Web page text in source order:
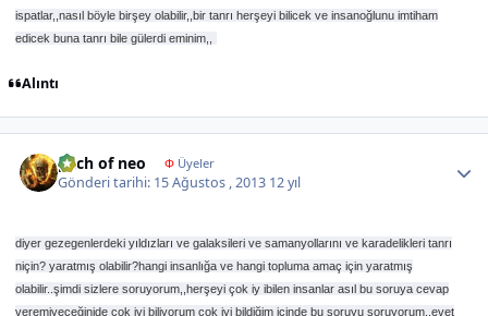
ispatlar,,nasıl böyle birşey olabilir,,bir tanrı herşeyi bilicek ve insanoğlunu imtiham
edicek buna tanrı bile gülerdi eminim,,
Alıntı
pach of neo ΦÜyeler
Gönderi tarihi: 15 Ağustos , 2013 12 yıl
diyer gezegenlerdeki yıldızları ve galaksileri ve samanyollarını ve karadelikleri tanrı
niçin? yaratmış olabilir?hangi insanlığa ve hangi topluma amaç için yaratmış
olabilir..şimdi sizlere soruyorum,,herşeyi çok iy ibilen insanlar asıl bu soruya cevap
veremiyeceğinide çok iyi biliyorum çok iyi bildiğim içinde bu soruyu soruyorum..evet